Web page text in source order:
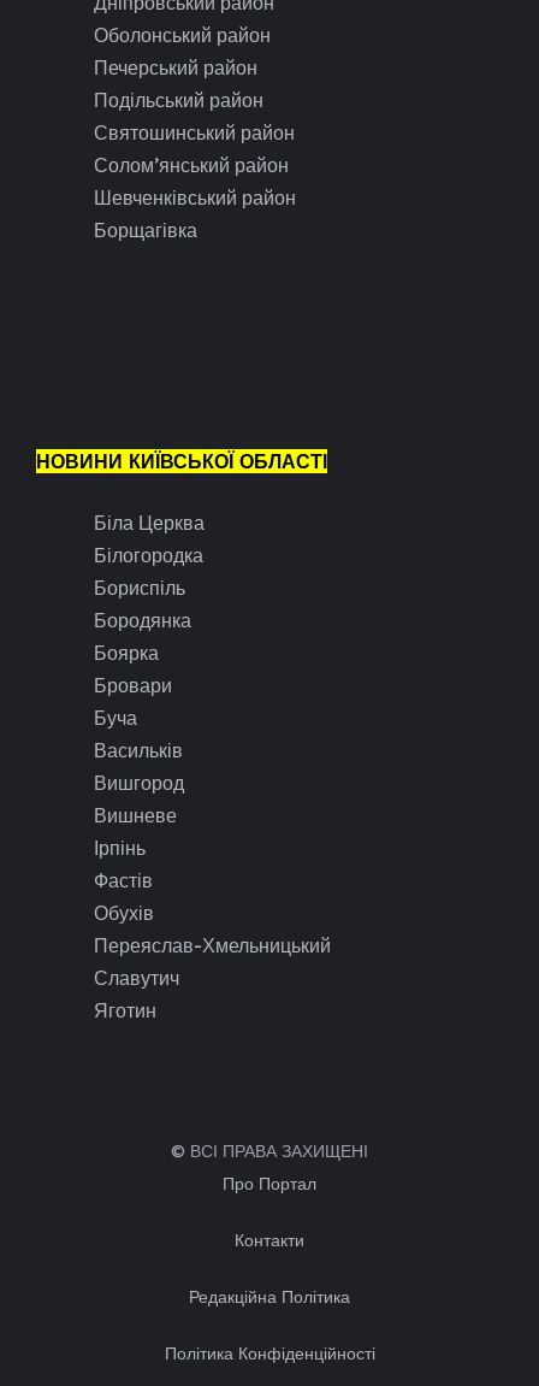
Оболонський район
Печерський район
Подільський район
Святошинський район
Солом’янський район
Шевченківський район
Борщагівка
НОВИНИ КИЇВСЬКОЇ ОБЛАСТІ
Біла Церква
Білогородка
Бориспіль
Бородянка
Боярка
Бровари
Буча
Васильків
Вишгород
Вишневе
Ірпінь
Фастів
Обухів
Переяслав-Хмельницький
Славутич
Яготин
© ВСІ ПРАВА ЗАХИЩЕНІ
Про Портал
Контакти
Редакційна Політика
Політика Конфіденційності